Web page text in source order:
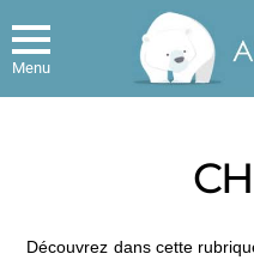
Menu
Découvrez dans cette